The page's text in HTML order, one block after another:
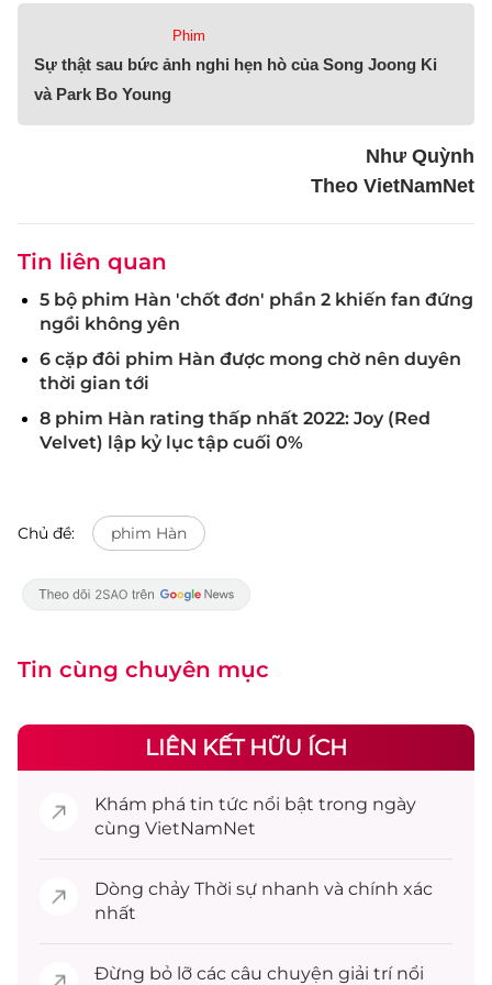
Phim
Sự thật sau bức ảnh nghi hẹn hò của Song Joong Ki
và Park Bo Young
Như Quỳnh
Theo VietNamNet
Tin liên quan
5 bộ phim Hàn 'chốt đơn' phần 2 khiến fan đứng
ngồi không yên
6 cặp đôi phim Hàn được mong chờ nên duyên
thời gian tới
8 phim Hàn rating thấp nhất 2022: Joy (Red
Velvet) lập kỷ lục tập cuối 0%
Chủ đề: phim Hàn
Tin cùng chuyên mục
LIÊN KẾT HỮU ÍCH
Khám phá tin tức nổi bật trong ngày
cùng VietNamNet
Dòng chảy Thời sự nhanh và chính xác
nhất
Đừng bỏ lỡ các câu chuyện giải trínổi